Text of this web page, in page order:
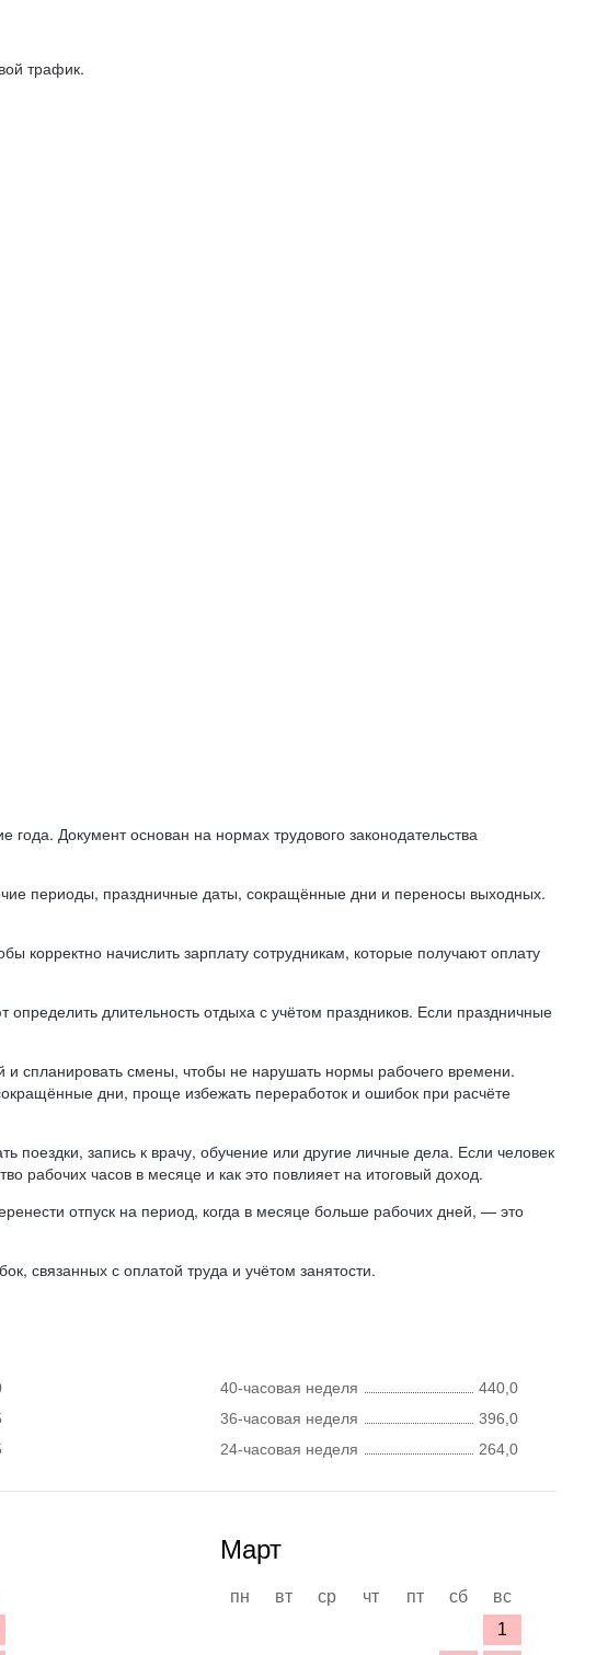
трафик.
Документ основан на нормах трудового законодательства
периоды, праздничные даты, сокращённые дни и переносы выходных.
корректно начислить зарплату сотрудникам, которые получают оплату
длительность отдыха с учётом праздников. Если праздничные
спланировать смены, чтобы не нарушать нормы рабочего времени.
дни, проще избежать переработок и ошибок при расчёте
поездки, запись к врачу, обучение или другие личные дела. Если человек
рабочих часов в месяце и как это повлияет на итоговый доход.
отпуск на период, когда в месяце больше рабочих дней, — это
связанных с оплатой труда и учётом занятости.
40-часовая неделя
440,0
36-часовая неделя
396,0
24-часовая неделя
264,0
Март
пн вт ср чт пт сб
вс
1